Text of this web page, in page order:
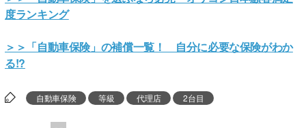
度ランキング
＞＞「自動車保険」の補償一覧！ 自分に必要な保険がわか
る!?
自動車保険 等級 代理店 2台目